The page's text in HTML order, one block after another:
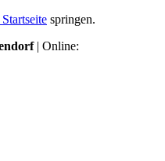
springen.
| Online: